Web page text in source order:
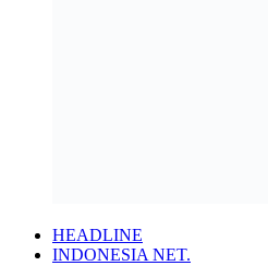
HEADLINE
INDONESIA NET.